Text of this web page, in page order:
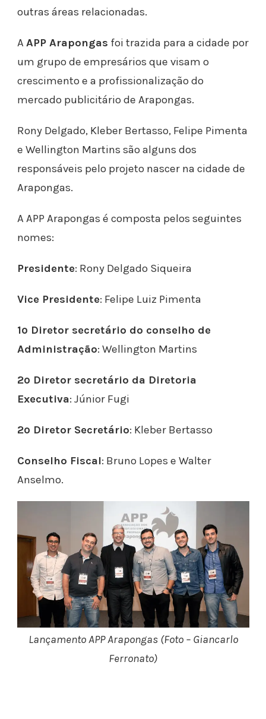
outras áreas relacionadas.
A APP Arapongas foi trazida para a cidade por
um grupo de empresários que visam o
crescimento e a profissionalização do
mercado publicitário de Arapongas.
Rony Delgado, Kleber Bertasso, Felipe Pimenta
e Wellington Martins são alguns dos
responsáveis pelo projeto nascer na cidade de
Arapongas.
A APP Arapongas é composta pelos seguintes
nomes:
Presidente: Rony Delgado Siqueira
Vice Presidente: Felipe Luiz Pimenta
1º Diretor secretário do conselho de
Administração: Wellington Martins
2º Diretor secretário da Diretoria
Executiva: Júnior Fugi
2º Diretor Secretário: Kleber Bertasso
Conselho Fiscal: Bruno Lopes e Walter
Anselmo.
Lançamento APP Arapongas (Foto – Giancarlo
Ferronato)